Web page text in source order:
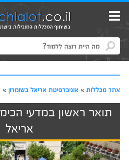
אתר מכללות» אוניברסיטת אריאל בשומרון»
תואר ראשון במדעי
אריאל